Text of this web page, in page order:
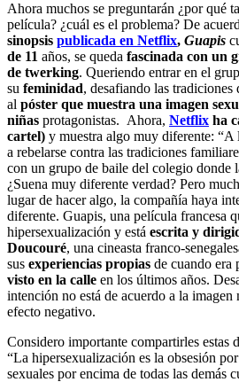
Ahora muchos se preguntarán ¿por qué
película? ¿cuál es el problema? De
sinopsis publicada en Netflix, Guapis
de 11 años, se queda fascinada con un
de twerking. Queriendo entrar en el
su feminidad, desafiando las
al póster que muestra una imagen
niñas protagonistas. Ahora, Netflix ha
cartel) y muestra algo muy diferente: “A
a rebelarse contra las tradiciones
con un grupo de baile del colegio donde
¿Suena muy diferente verdad? Pero
lugar de hacer algo, la compañía haya
diferente. Guapis, una película francesa
hipersexualización y está escrita y
Doucouré, una cineasta franco-
sus experiencias propias de cuando era
visto en la calle en los últimos años.
intención no está de acuerdo a la imagen
efecto negativo.
Considero importante compartirles estas
“La hipersexualización es la obsesión
sexuales por encima de todas las demás